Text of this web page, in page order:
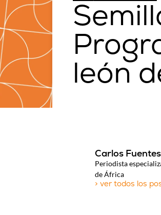
león
Carlos Fuentes
Periodista
de África
> ver todos los